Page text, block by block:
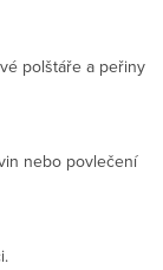
polštáře a peřiny
nebo povlečení